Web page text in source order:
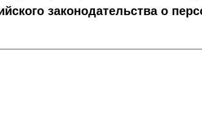
законодательства о